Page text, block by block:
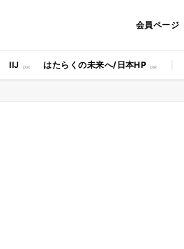
会員ページ
IIJ はたらくの未来へ/日本HP